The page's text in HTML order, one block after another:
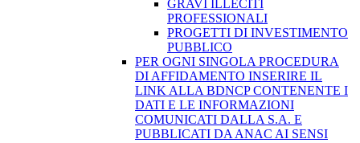
GRAVI ILLECITI
PROFESSIONALI
PROGETTI DI INVESTIMENTO
PUBBLICO
PER OGNI SINGOLA PROCEDURA
DI AFFIDAMENTO INSERIRE IL
LINK ALLA BDNCP CONTENENTE I
DATI E LE INFORMAZIONI
COMUNICATI DALLA S.A. E
PUBBLICATI DA ANAC AI SENSI